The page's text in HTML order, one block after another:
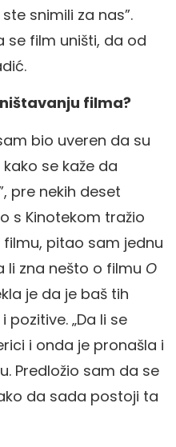
snimili za nas”.
se film uništi, da od
filma?
bio uveren da su
se kaže da
pre nekih deset
s Kinotekom tražio
pitao sam jednu
zna nešto o filmu O
je da je baš tih
„Da li se
i onda je pronašla i
Predložio sam da se
da sada postoji ta